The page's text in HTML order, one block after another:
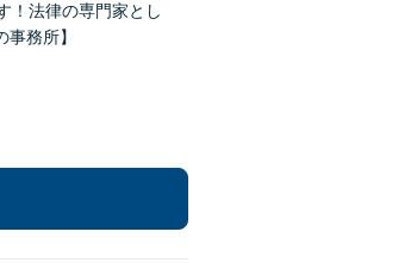
！法律の専門家とし
務所】